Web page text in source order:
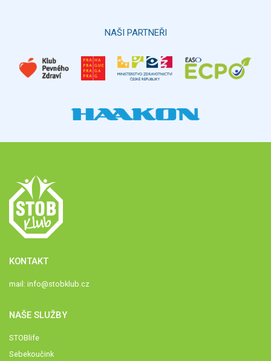
NAŠI PARTNEŘI
KONTAKT
mail: info@stobklub.cz
NAŠE SLUŽBY
STOBlife
Sebekoučink